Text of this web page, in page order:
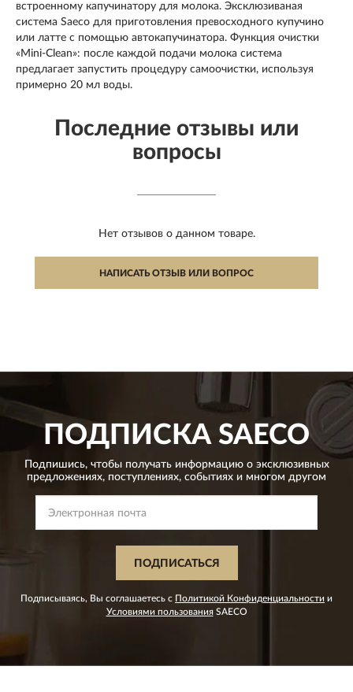
встроенному капучинатору для молока. Эксклюзиваная
система Saeco для приготовления превосходного купучино
или латте с помощью автокапучинатора. Функция очистки
«Mini-Clean»: после каждой подачи молока система
предлагает запустить процедуру самоочистки, используя
примерно 20 мл воды.
Последние отзывы или
вопросы
Нет отзывов о данном товаре.
НАПИСАТЬ ОТЗЫВ ИЛИ ВОПРОС
ПОДПИСКАSAECO
Подпишись, чтобы получать информацию о эксклюзивных
предложениях, поступлениях, событиях и многом другом
ПОДПИСАТЬСЯ
Подписываясь, Вы соглашаетесь с Политикой Конфиденциальности и
Условиями пользованияSAECO